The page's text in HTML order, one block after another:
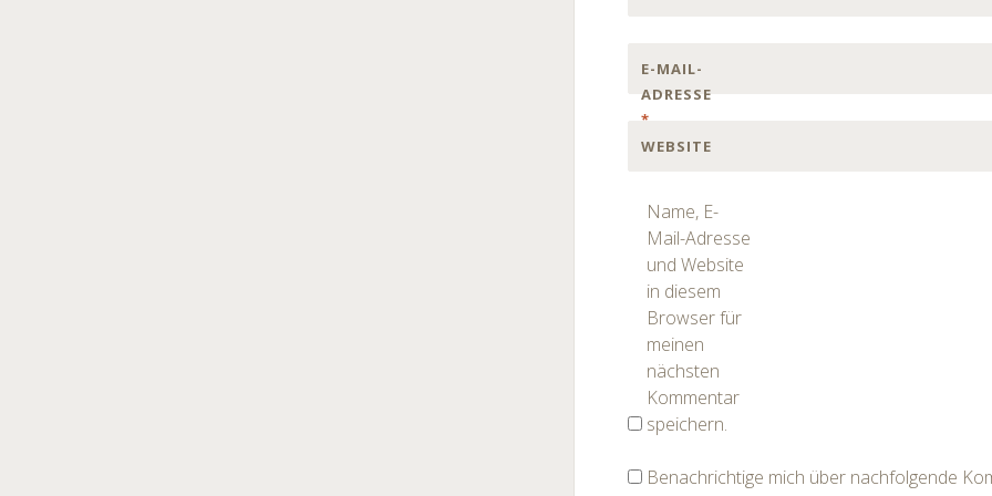
E-MAIL-
ADRESSE
*
WEBSITE
Name, E-
Mail-Adresse
und Website
in diesem
Browser für
meinen
nächsten
Kommentar
speichern.
Benachrichtige mich über nachfolgende